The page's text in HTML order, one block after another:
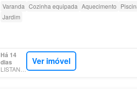
Varanda Cozinha equipada Aquecimento
Jardim
Há 14
dias
Ver imóvel